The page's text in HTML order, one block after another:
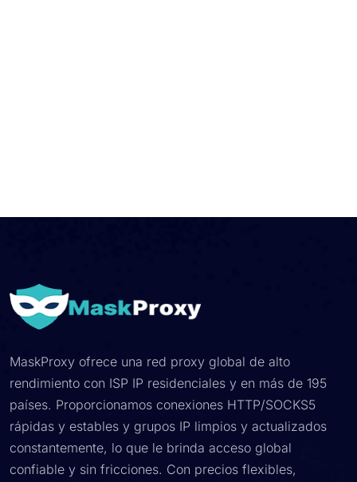
MaskProxy ofrece una red proxy global de alto
rendimiento con ISP IP residenciales y en más de 195
países. Proporcionamos conexiones HTTP/SOCKS5
rápidas y estables y grupos IP limpios y actualizados
constantemente, lo que le brinda acceso global
confiable y sin fricciones. Con precios flexibles,